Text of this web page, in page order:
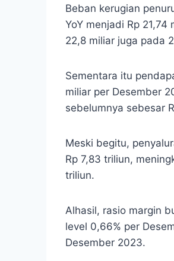
Beban kerugian
YoY menjadi Rp
22,8 miliar juga pada
Sementara itu
miliar per Desember
sebelumnya sebesar
Meski begitu,
Rp 7,83 triliun,
triliun.
Alhasil, rasio margin
level 0,66% per
Desember 2023.